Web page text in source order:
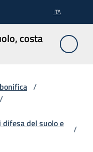
ITA
costa
/
/
del suolo e
/